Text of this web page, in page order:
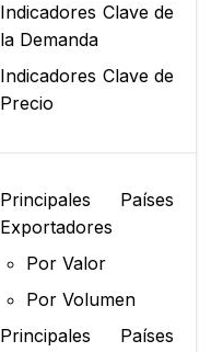
Indicadores Clave de
la Demanda
Indicadores Clave de
Precio
Principales Países
Exportadores
Por Valor
Por Volumen
Principales Países